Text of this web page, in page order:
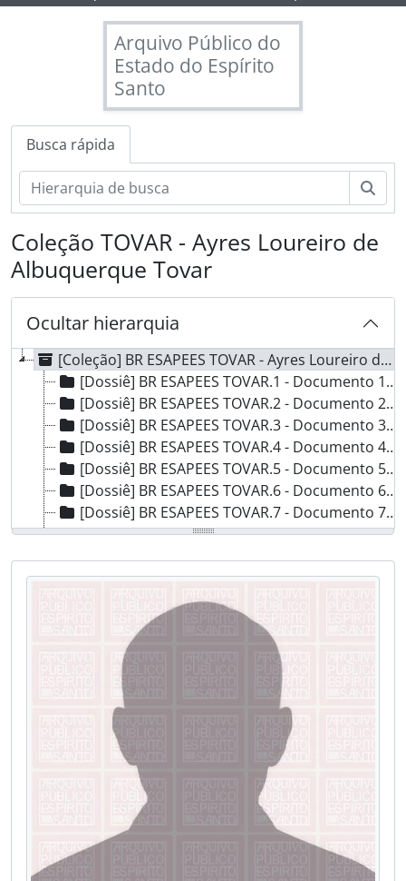
Arquivo Público do
Estado do Espírito
Santo
Busca rápida
Coleção TOVAR - Ayres Loureiro de
Albuquerque Tovar
Ocultar hierarquia
[Coleção] BR ESAPEES TOVAR - Ayres Loureiro de Albuquerque Tovar, 1836 - 1940
[Dossiê] BR ESAPEES TOVAR.1 - Documento 1, 1880 - 1891
[Dossiê] BR ESAPEES TOVAR.2 - Documento 2, 1872
[Dossiê] BR ESAPEES TOVAR.3 - Documento 3, 1874
[Dossiê] BR ESAPEES TOVAR.4 - Documento 4, 1885
[Dossiê] BR ESAPEES TOVAR.5 - Documento 5, 1886
[Dossiê] BR ESAPEES TOVAR.6 - Documento 6, 1886
[Dossiê] BR ESAPEES TOVAR.7 - Documento 7, 1890
[Dossiê] BR ESAPEES TOVAR.8 - Documento 8, 1891
[Dossiê] BR ESAPEES TOVAR.9 - Documento 9, Século XIX
[Dossiê] BR ESAPEES TOVAR.10 - Documento 10, 1903
[Dossiê] BR ESAPEES TOVAR.11 - Documento 11, 1938
[Dossiê] BR ESAPEES TOVAR.12 - Documento 12, 1940